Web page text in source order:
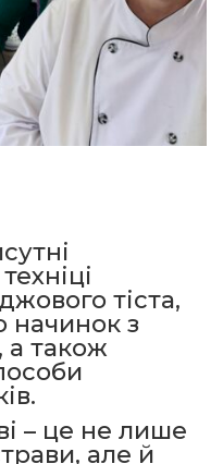
тіста,
начинок з
а також
– це не лише
але й